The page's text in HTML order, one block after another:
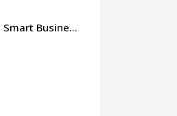
Katharina Hellmann - The Smart Business Coach